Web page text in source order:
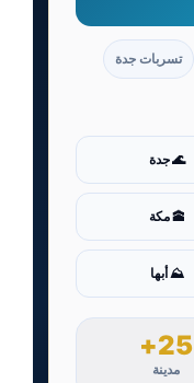
تسربات جدة
🌊 جدة
🕋 مكة
⛰️ أبها
25+
مدينة